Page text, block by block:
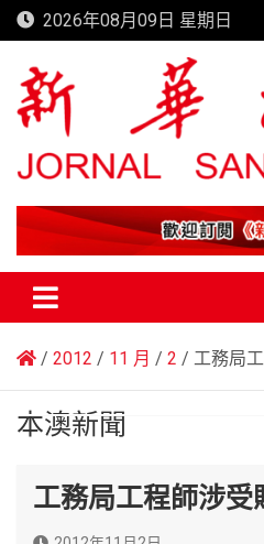
Skip
to
content
2026年08月09日 星期日
新華澳報
2012 11 月 2 工務局
本澳新聞
工務局工程師涉受